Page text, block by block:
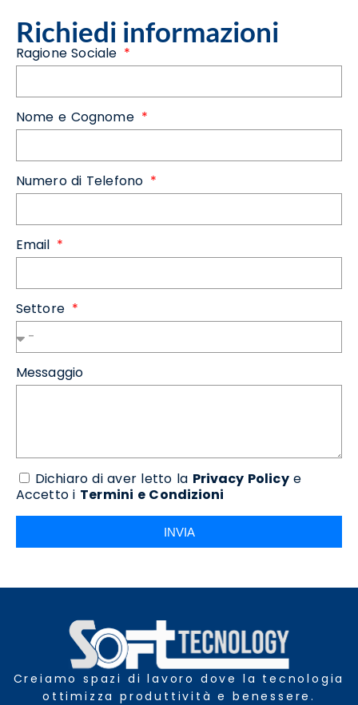
Richiedi informazioni
Ragione Sociale
Nome e Cognome
Numero di Telefono
Email
Settore
Messaggio
Dichiaro di aver letto la Privacy Policye
Accetto i Termini e Condizioni
INVIA
Creiamo spazi di lavoro dove la tecnologia
ottimizza produttività e benessere.